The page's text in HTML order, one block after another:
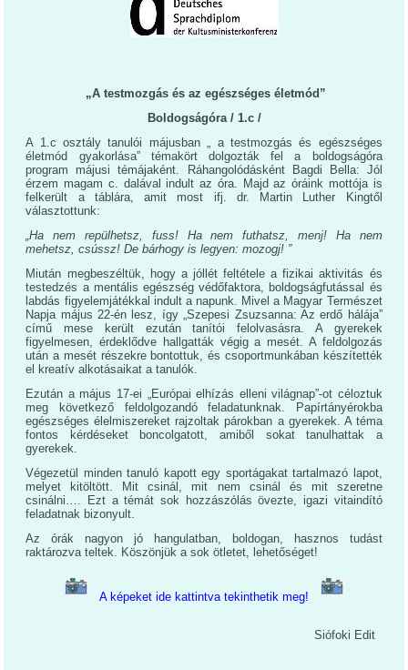
„A testmozgás és az egészséges életmód”
Boldogságóra / 1.c /
A 1.c osztály tanulói májusban „ a testmozgás és egészséges
életmód gyakorlása” témakört dolgozták fel a boldogságóra
program májusi témájaként. Ráhangolódásként Bagdi Bella: Jól
érzem magam c. dalával indult az óra. Majd az óráink mottója is
felkerült a táblára, amit most ifj. dr. Martin Luther Kingtől
választottunk:
„Ha nem repülhetsz, fuss! Ha nem futhatsz, menj! Ha nem
mehetsz, csússz! De bárhogy is legyen: mozogj! ”
Miután megbeszéltük, hogy a jóllét feltétele a fizikai aktivitás és
testedzés a mentális egészség védőfaktora, boldogságfutással és
labdás figyelemjátékkal indult a napunk. Mivel a Magyar Természet
Napja május 22-én lesz, így „Szepesi Zsuzsanna: Az erdő hálája”
című mese került ezután tanítói felolvasásra. A gyerekek
figyelmesen, érdeklődve hallgatták végig a mesét. A feldolgozás
után a mesét részekre bontottuk, és csoportmunkában készítették
el kreatív alkotásaikat a tanulók.
Ezután a május 17-ei „Európai elhízás elleni világnap”-ot céloztuk
meg következő feldolgozandó feladatunknak. Papírtányérokba
egészséges élelmiszereket rajzoltak párokban a gyerekek. A téma
fontos kérdéseket boncolgatott, amiből sokat tanulhattak a
gyerekek.
Végezetül minden tanuló kapott egy sportágakat tartalmazó lapot,
melyet kitöltött. Mit csinál, mit nem csinál és mit szeretne
csinálni…. Ezt a témát sok hozzászólás övezte, igazi vitaindító
feladatnak bizonyult.
Az órák nagyon jó hangulatban, boldogan, hasznos tudást
raktározva teltek. Köszönjük a sok ötletet, lehetőséget!
A képeket ide kattintva tekinthetik meg!
Siófoki Edit